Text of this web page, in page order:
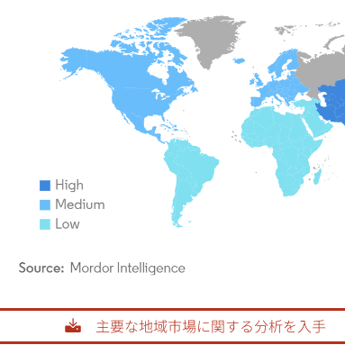
。再利用にはCC BY 4.0の表示が必要です。